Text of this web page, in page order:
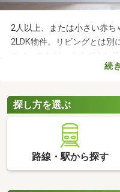
2人以上、または小さい赤
2LDK物件。リビングとは別
スペースなど、さまざまな
れば子ども部屋にもできる
チェックして、希望にぴっ
続
探し方を選ぶ
路線・駅から探す